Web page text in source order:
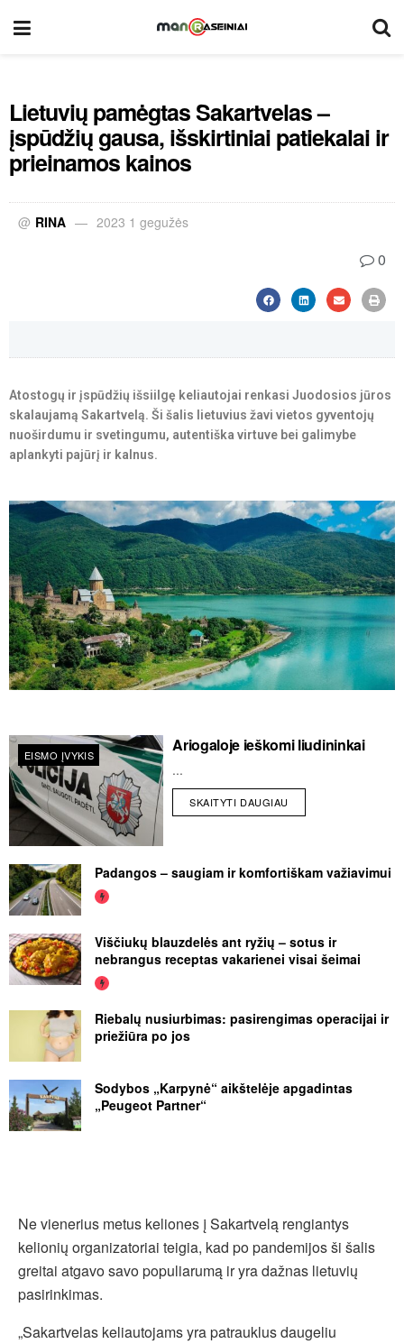
Lietuvių pamėgtas Sakartvelas –
įspūdžių gausa, išskirtiniai patiekalai ir
prieinamos kainos
@ RINA 2023 1 gegužės
0
Atostogų ir įspūdžių išsiilgę keliautojai renkasi Juodosios jūros
skalaujamą Sakartvelą. Ši šalis lietuvius žavi vietos gyventojų
nuoširdumu ir svetingumu, autentiška virtuve bei galimybe
aplankyti pajūrį ir kalnus.
EISMO ĮVYKIS Ariogaloje ieškomi liudininkai
...
SKAITYTI DAUGIAU
Padangos – saugiam ir komfortiškam važiavimui
Viščiukų blauzdelės ant ryžių – sotus ir
nebrangus receptas vakarienei visai šeimai
Riebalų nusiurbimas: pasirengimas operacijai ir
priežiūra po jos
Sodybos „Karpynė“ aikštelėje apgadintas
„Peugeot Partner“
Ne vienerius metus keliones į Sakartvelą rengiantys
kelionių organizatoriai teigia, kad po pandemijos ši šalis
greitai atgavo savo populiarumą ir yra dažnas lietuvių
pasirinkimas.
„Sakartvelas keliautojams yra patrauklus daugeliu